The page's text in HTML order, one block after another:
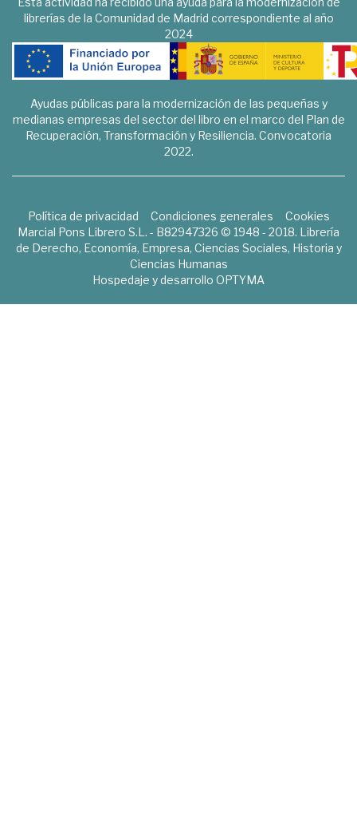
librerías de la Comunidad de Madrid correspondiente al año
2024
Ayudas públicas para la modernización de las pequeñas y
medianas empresas del sector del libro en el marco del Plan de
Recuperación, Transformación y Resiliencia. Convocatoria
2022.
Política de privacidad Condiciones generales
Cookies
Marcial Pons Librero S.L. - B82947326 © 1948 - 2018. Librería
de Derecho, Economía, Empresa, Ciencias Sociales, Historia y
Ciencias Humanas
Hospedaje y desarrollo OPTYMA